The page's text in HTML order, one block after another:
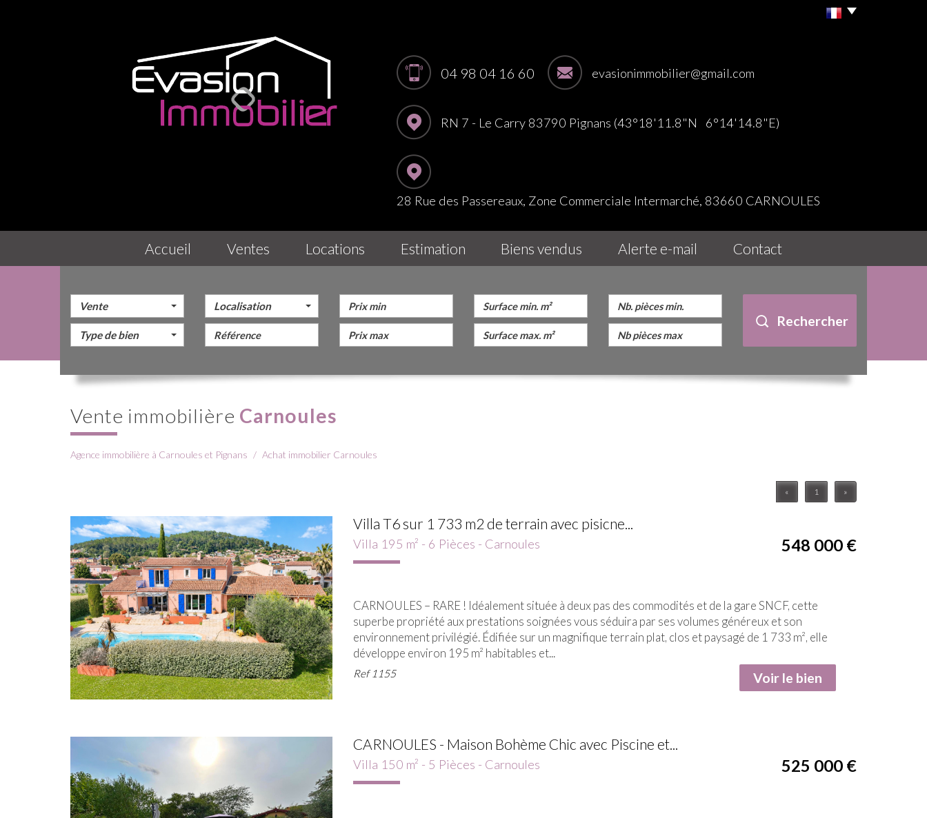
04 98 04 16 60 evasionimmobilier@gmail.com
RN 7 - Le Carry 83790 Pignans (43°18'11.8"N 6°14'14.8"E)
28 Rue des Passereaux, Zone Commerciale Intermarché, 83660 CARNOULES
accueil ventes locations estimation biens vendus alerte e-mail contact
Vente
Type de bien
Localisation
Rechercher
Vente immobilière Carnoules
Agence immobilière à Carnoules et Pignans Achat immobilier Carnoules
« 1 »
Villa T6 sur 1 733 m2 de terrain avec pisicne...
Villa 195 m² - 6 Pièces - Carnoules 548 000 €
CARNOULES – RARE ! Idéalement située à deux pas des commodités et de la gare SNCF, cette
superbe propriété aux prestations soignées vous séduira par ses volumes généreux et son
environnement privilégié. Édifiée sur un magnifique terrain plat, clos et paysagé de 1 733 m², elle
développe environ 195 m² habitables et...
Ref1155 Voir le bien
CARNOULES - Maison Bohème Chic avec Piscine et...
Villa 150 m² - 5 Pièces - Carnoules 525 000 €